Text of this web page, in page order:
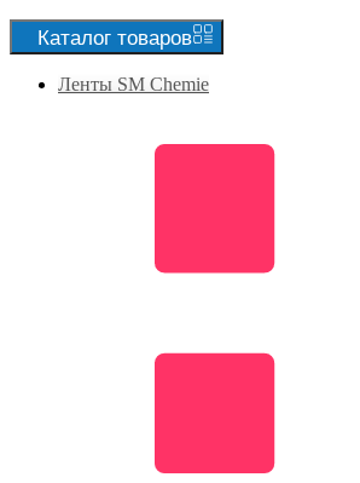
Каталог товаров
Ленты SM Chemie